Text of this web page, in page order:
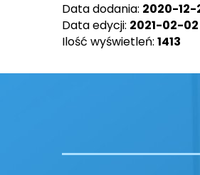
Data dodania: 2020-12-
Data edycji: 2021-02-02
Ilość wyświetleń: 1413